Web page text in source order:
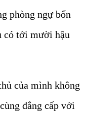
phòng ngự bốn
có tới mười hậu
của mình không
đẳng cấp với